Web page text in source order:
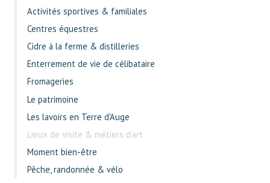
Activités sportives & familiales
Centres équestres
Cidre à la ferme & distilleries
Enterrement de vie de célibataire
Fromageries
Le patrimoine
Les lavoirs en Terre d'Auge
Lieux de visite & métiers d'art
Moment bien-être
Pêche, randonnée & vélo